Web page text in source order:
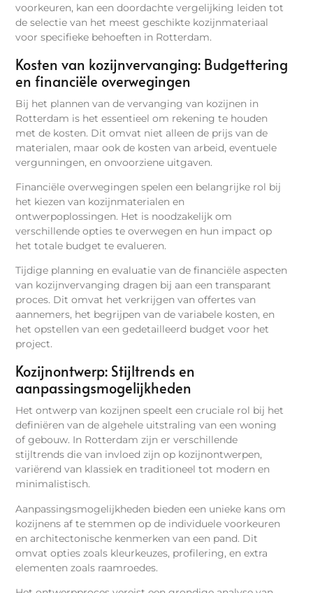
voorkeuren, kan een doordachte vergelijking leiden tot
de selectie van het meest geschikte kozijnmateriaal
voor specifieke behoeften in Rotterdam.
Kosten van kozijnvervanging: Budgettering
en financiële overwegingen
Bij het plannen van de vervanging van kozijnen in
Rotterdam is het essentieel om rekening te houden
met de kosten. Dit omvat niet alleen de prijs van de
materialen, maar ook de kosten van arbeid, eventuele
vergunningen, en onvoorziene uitgaven.
Financiële overwegingen spelen een belangrijke rol bij
het kiezen van kozijnmaterialen en
ontwerpoplossingen. Het is noodzakelijk om
verschillende opties te overwegen en hun impact op
het totale budget te evalueren.
Tijdige planning en evaluatie van de financiële aspecten
van kozijnvervanging dragen bij aan een transparant
proces. Dit omvat het verkrijgen van offertes van
aannemers, het begrijpen van de variabele kosten, en
het opstellen van een gedetailleerd budget voor het
project.
Kozijnontwerp: Stijltrends en
aanpassingsmogelijkheden
Het ontwerp van kozijnen speelt een cruciale rol bij het
definiëren van de algehele uitstraling van een woning
of gebouw. In Rotterdam zijn er verschillende
stijltrends die van invloed zijn op kozijnontwerpen,
variërend van klassiek en traditioneel tot modern en
minimalistisch.
Aanpassingsmogelijkheden bieden een unieke kans om
kozijnens af te stemmen op de individuele voorkeuren
en architectonische kenmerken van een pand. Dit
omvat opties zoals kleurkeuzes, profilering, en extra
elementen zoals raamroedes.